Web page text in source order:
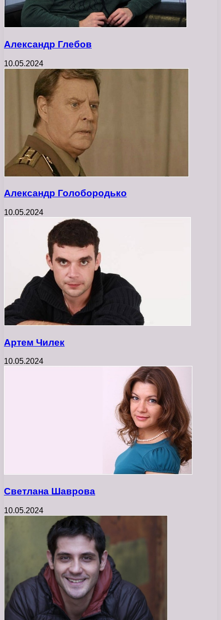
Александр Глебов
10.05.2024
Александр Голобородько
10.05.2024
Артем Чилек
10.05.2024
Светлана Шаврова
10.05.2024